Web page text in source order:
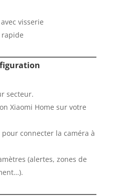
visserie
rapide
secteur.
Xiaomi Home sur votre
connecter la caméra à
(alertes, zones de